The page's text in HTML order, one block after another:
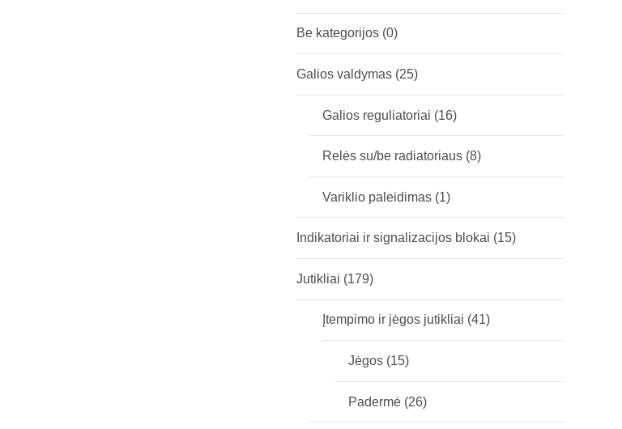
Be kategorijos (0)
Galios valdymas (25)
Galios reguliatoriai (16)
Relės su/be radiatoriaus (8)
Variklio paleidimas (1)
Indikatoriai ir signalizacijos blokai (15)
Jutikliai (179)
Įtempimo ir jėgos jutikliai (41)
Jėgos (15)
Padermė (26)